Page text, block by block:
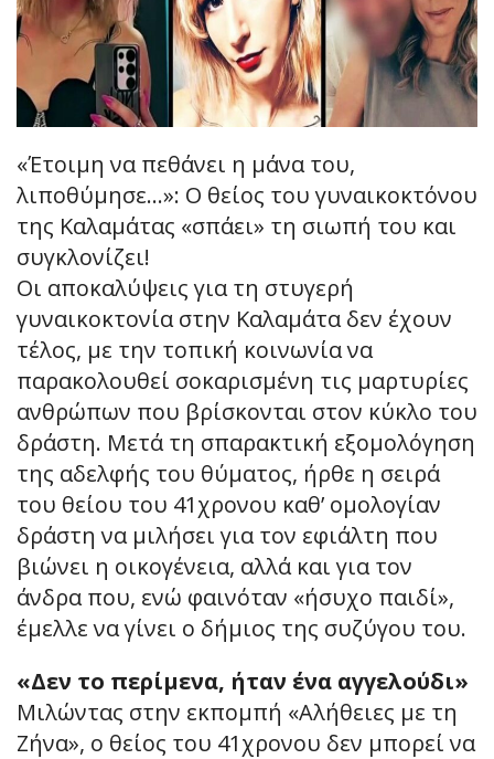
«Έτοιμη να πεθάνει η μάνα του,
λιποθύμησε…»: Ο θείος του γυναικοκτόνου
της Καλαμάτας «σπάει» τη σιωπή του και
συγκλονίζει!
Οι αποκαλύψεις για τη στυγερή
γυναικοκτονία στην Καλαμάτα δεν έχουν
τέλος, με την τοπική κοινωνία να
παρακολουθεί σοκαρισμένη τις μαρτυρίες
ανθρώπων που βρίσκονται στον κύκλο του
δράστη. Μετά τη σπαρακτική εξομολόγηση
της αδελφής του θύματος, ήρθε η σειρά
του θείου του 41χρονου καθ’ ομολογίαν
δράστη να μιλήσει για τον εφιάλτη που
βιώνει η οικογένεια, αλλά και για τον
άνδρα που, ενώ φαινόταν «ήσυχο παιδί»,
έμελλε να γίνει ο δήμιος της συζύγου του.
«Δεν το περίμενα, ήταν ένα αγγελούδι»
Μιλώντας στην εκπομπή «Αλήθειες με τη
Ζήνα», ο θείος του 41χρονου δεν μπορεί να